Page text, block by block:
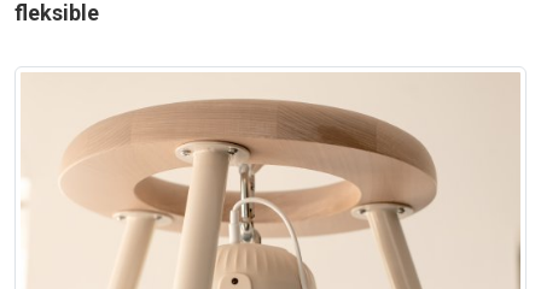
fleksible